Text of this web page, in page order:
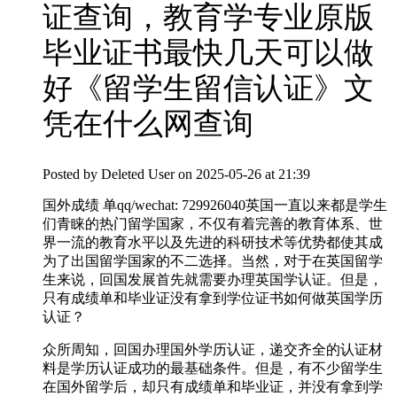
证查询，教育学专业原版
毕业证书最快几天可以做
好《留学生留信认证》文
凭在什么网查询
Posted by Deleted User on 2025-05-26 at 21:39
国外成绩 单qq/wechat: 729926040英国一直以来都是学生
们青睐的热门留学国家，不仅有着完善的教育体系、世
界一流的教育水平以及先进的科研技术等优势都使其成
为了出国留学国家的不二选择。当然，对于在英国留学
生来说，回国发展首先就需要办理英国学认证。但是，
只有成绩单和毕业证没有拿到学位证书如何做英国学历
认证？
众所周知，回国办理国外学历认证，递交齐全的认证材
料是学历认证成功的最基础条件。但是，有不少留学生
在国外留学后，却只有成绩单和毕业证，并没有拿到学